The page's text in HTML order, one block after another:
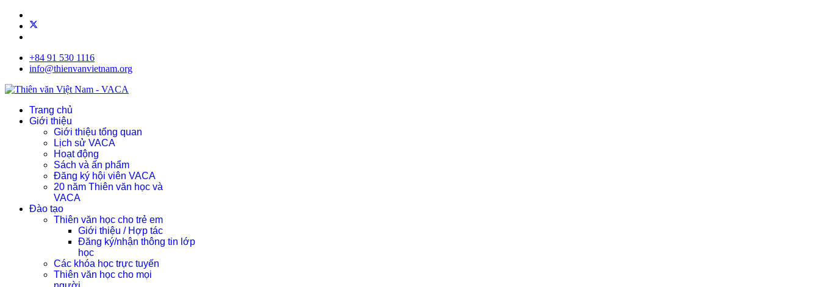
+84 91 530 1116
info@thienvanvietnam.org
Trang chủ
Giới thiệu
Giới thiệu tổng quan
Lịch sử VACA
Hoạt động
Sách và ấn phẩm
Đăng ký hội viên VACA
20 năm Thiên văn học và
VACA
Đào tạo
Thiên văn học cho trẻ em
Giới thiệu / Hợp tác
Đăng ký/nhận thông tin lớp
học
Các khóa học trực tuyến
Thiên văn học cho mọi